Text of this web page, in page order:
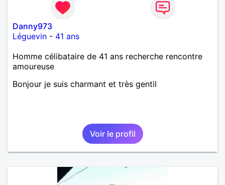
Danny973
Léguevin - 41 ans
Homme célibataire de 41 ans recherche rencontre
amoureuse
Bonjour je suis charmant et très gentil
Voir le profil